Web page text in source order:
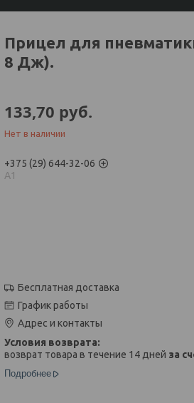
Прицел для
8 Дж).
133,70 руб.
Нет в наличии
+375 (29) 644-32-06
А1
Бесплатная доставка
График работы
Адрес и контакты
возврат товара в течение 14 дней за
Подробнее